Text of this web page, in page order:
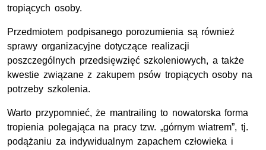
tropiących osoby.
Przedmiotem podpisanego porozumienia są również
sprawy organizacyjne dotyczące realizacji
poszczególnych przedsięwzięć szkoleniowych, a także
kwestie związane z zakupem psów tropiących osoby na
potrzeby szkolenia.
Warto przypomnieć, że mantrailing to nowatorska forma
tropienia polegająca na pracy tzw. „górnym wiatrem”, tj.
podążaniu za indywidualnym zapachem człowieka i